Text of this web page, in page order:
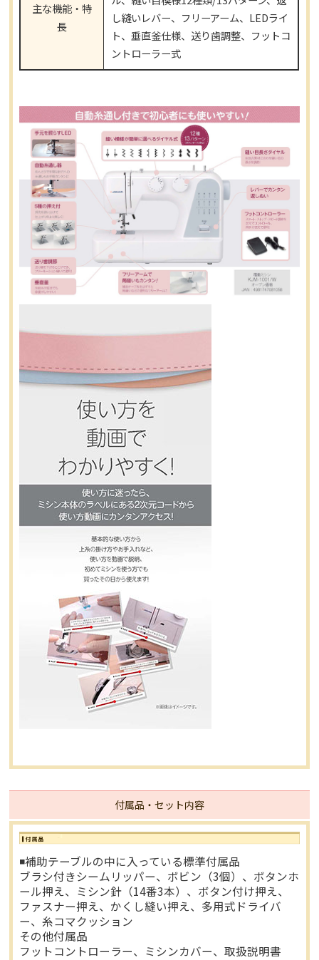
主な機能・特
長
し縫いレバー、フリーアーム、LEDライ
ト、垂直釜仕様、送り歯調整、フットコ
ントローラー式
付属品・セット内容
◾️補助テーブルの中に入っている標準付属品
ブラシ付きシームリッパー、ボビン（3個）、ボタンホ
ール押え、ミシン針（14番3本）、ボタン付け押え、
ファスナー押え、かくし縫い押え、多用式ドライバ
ー、糸コマクッション
その他付属品
フットコントローラー、ミシンカバー、取扱説明書